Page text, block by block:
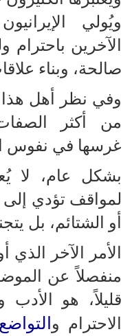
ويُولي
الآخرين باحترام
صالحة، وبناء
وفي نظر أهل هذا
من أكثر
غرسها في نفوس
بشكل عام، لا
لمواقف تؤدي إلى
أو الشتائم، بل
الأمر الآخر
منفصلاً عن
قليلاً، هو الأدب
الاحترام و التواضع